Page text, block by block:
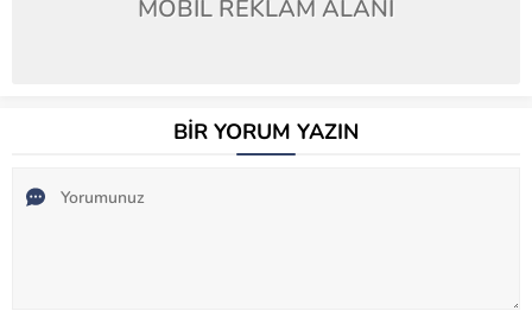
MOBİL REKLAM ALANI
BİR YORUM YAZIN